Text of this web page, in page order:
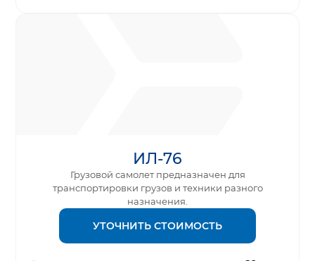
ИЛ-76
Грузовой самолет предназначен для
транспортировки грузов и техники разного
назначения.
УТОЧНИТЬ СТОИМОСТЬ